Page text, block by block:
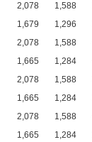
2,078 1,588
1,679 1,296
2,078 1,588
1,665 1,284
2,078 1,588
1,665 1,284
2,078 1,588
1,665 1,284